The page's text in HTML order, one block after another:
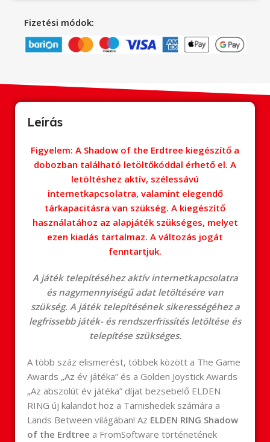
Fizetési módok:
Leírás
Figyelem: A Shadow of the Erdtree kiegészítő a
dobozban található letöltőkóddal érhető el. A
letöltéshez aktív, szélessávú
internetkapcsolatra, valamint elegendő
tárkapacitásra van szükség. A kiegészítő
használatához az alapjáték szükséges, melyet
ezen kiadás tartalmaz. A változás jogát
fenntartjuk.
A játék telepítéséhez aktív internetkapcsolatra
és nagymennyiségű adat letöltésére van
szükség. A játék telepítésének sikerességéhez a
legfrissebb játék- és rendszerfrissítés letöltése és
telepítése szükséges.
A több száz elismerést, többek között a The Game
Awards „Az év játéka” és a Golden Joystick Awards
„Az abszolút év játéka” díjat bezsebelő ELDEN
RING új kalandot hoz a Tarnishedek számára a
Lands Between világában! Az ELDEN RING Shadow
of the Erdtreea FromSoftware történetének